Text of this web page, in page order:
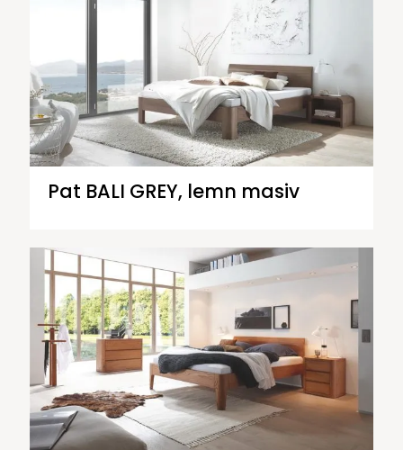
Pat BALI GREY, lemn masiv